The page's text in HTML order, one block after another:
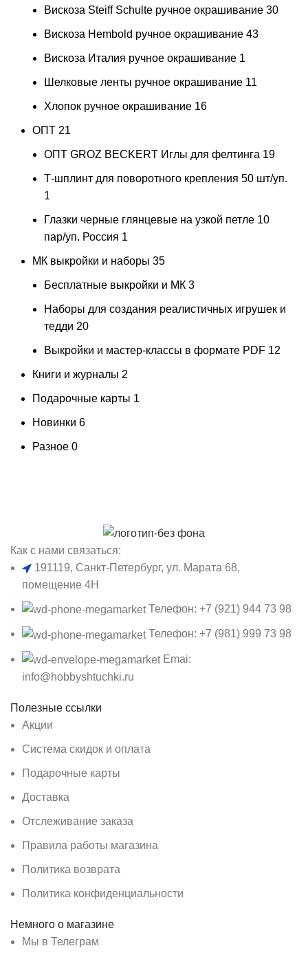
Вискоза Steiff Schulte ручное окрашивание 30
Вискоза Hembold ручное окрашивание 43
Вискоза Италия ручное окрашивание 1
Шелковые ленты ручное окрашивание 11
Хлопок ручное окрашивание 16
ОПТ 21
ОПТ GROZ BECKERT Иглы для фелтинга 19
Т-шплинт для поворотного крепления 50 шт/уп.
1
Глазки черные глянцевые на узкой петле 10
пар/уп. Россия 1
МК выкройки и наборы 35
Бесплатные выкройки и МК 3
Наборы для создания реалистичных игрушек и
тедди 20
Выкройки и мастер-классы в формате PDF 12
Книги и журналы 2
Подарочные карты 1
Новинки 6
Разное 0
Как с нами связаться:
191119, Санкт-Петербург, ул. Марата 68,
помещение 4Н
Телефон: +7 (921) 944 73 98
Телефон: +7 (981) 999 73 98
Emai:
info@hobbyshtuchki.ru
Полезные ссылки
Акции
Система скидок и оплата
Подарочные карты
Доставка
Отслеживание заказа
Правила работы магазина
Политика возврата
Политика конфиденциальности
Немного о магазине
Мы в Телеграм